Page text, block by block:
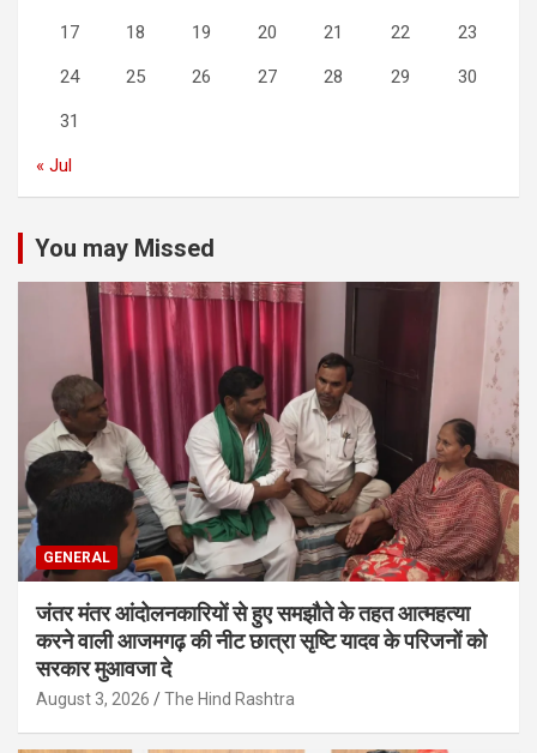
17 18 19 20 21 22 23
24 25 26 27 28 29 30
31
« Jul
You may Missed
GENERAL
जंतर मंतर आंदोलनकारियों से हुए समझौते के तहत आत्महत्या
करने वाली आजमगढ़ की नीट छात्रा सृष्टि यादव के परिजनों को
सरकार मुआवजा दे
August 3, 2026 The Hind Rashtra